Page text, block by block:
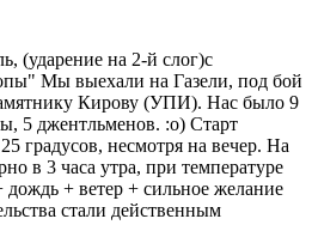
(ударение на 2-й слог)с
Мы выехали на Газели, под бой
Кирову (УПИ). Нас было 9
5 джентльменов. :о) Старт
градусов, несмотря на вечер. На
в 3 часа утра, при температуре
дождь + ветер + сильное желание
стали действенным